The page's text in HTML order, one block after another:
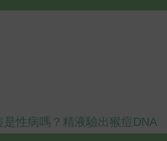
是性病嗎？精液驗出猴痘DNA